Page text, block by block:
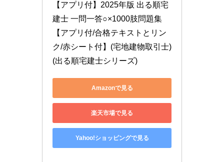
【アプリ付】2025年版 出る順宅
建士 一問一答○×1000肢問題集
【アプリ付/合格テキストとリン
ク/赤シート付】(宅地建物取引士)
(出る順宅建士シリーズ)
Amazonで見る
楽天市場で見る
Yahoo!ショッピングで見る